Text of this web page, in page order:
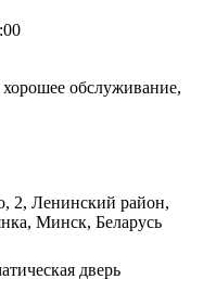
обслуживание,
2, Ленинский район,
Минск, Беларусь
дверь